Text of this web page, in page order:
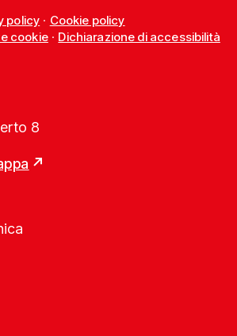
policy · Cookie policy
cookie· Dichiarazione di accessibilità
8